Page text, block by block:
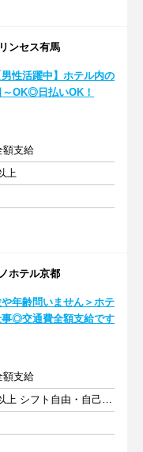
ンセス有馬
男性活躍中】ホテル内の
OK◎日払いOK！
額支給
上
ホテル京都
や年齢問いません＞ホテ
◎交通費全額支給です
額支給
週3日以上 1日4.5時間以上 シフト自由・自己申告